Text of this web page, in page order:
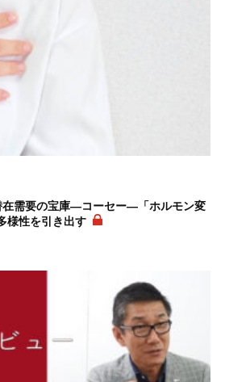
在需要の宝庫―コーセー―「ホルモン変
様性を引き出す